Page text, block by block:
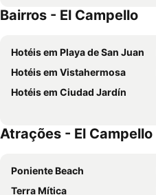
B&B HOTEL Alicante
Hotel Boutique Calas de Alicante
Occidental Alicante
Travelodge Alicante Puerto
Bypillow Paseo
Hotel Almirante
Bairros - El Campello
Hotéis em Playa de San Juan
Hotéis em Vistahermosa
Hotéis em Ciudad Jardín
Atrações - El Campello
Poniente Beach
Terra Mítica